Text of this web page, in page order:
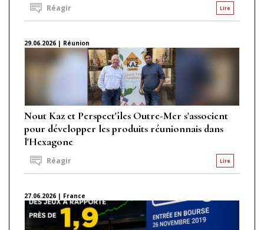
Lire
Réagir
29.06.2026 | Réunion
Nout Kaz et Perspect'îles Outre-Mer s'associent
pour développer les produits réunionnais dans
l'Hexagone
Lire
Réagir
27.06.2026 | France